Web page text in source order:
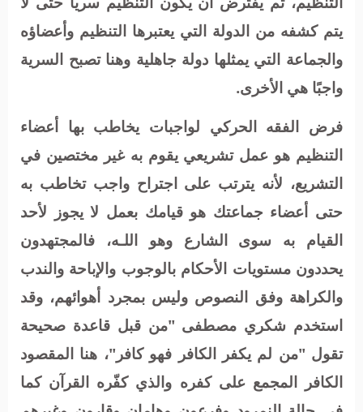
يتم كشفه من الدولة التي يعتبرها التنظيم وأعضاؤه
والجماعة التي يمثلها دولة جاهلية وهنا تصبح السرية
واجبًا هي الأخرى.
فرض الفقه الحركي لواجبات يخاطب بها أعضاء
التنظيم هو عمل تشريعي يقوم به غير مختصين في
التشريع، لأنه يترتب على اجتراح واجب تخاطب به
حتى أعضاء جماعتك هو قيامك بعمل لا يجوز لأحد
القيام به سوى الشارع وهو اللـه، فالمجتهدون
يحددون مستويات الأحكام بالوجوب والإباحة والندب
والكراهة وفق النصوص وليس بمجرد أهوائهم، وقد
استخدم شكري مصطفى "من قبل قاعدة صحيحة
تقول "من لم يكفر الكافر فهو كافر"، هنا المقصود
الكافر المجمع على كفره والذي كفّره القرآن كما